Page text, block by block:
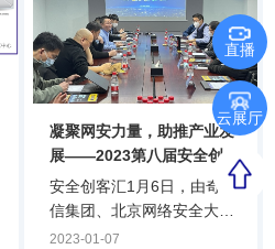
凝聚网安力量，助推产业发
展——2023第八届安全创客
汇专家研讨会在京成功举行
安全创客汇1月6日，由奇安
信集团、北京网络安全大会
（BCS）、全国网络信息安
2023-01-07
直播
云展厅